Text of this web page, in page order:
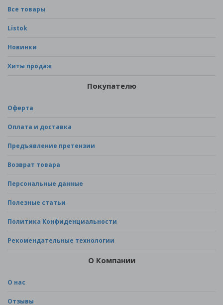
Все товары
Listok
Новинки
Хиты продаж
Покупателю
Оферта
Оплата и доставка
Предъявление претензии
Возврат товара
Персональные данные
Полезные статьи
Политика Конфиденциальности
Рекомендательные технологии
О Компании
О нас
Отзывы